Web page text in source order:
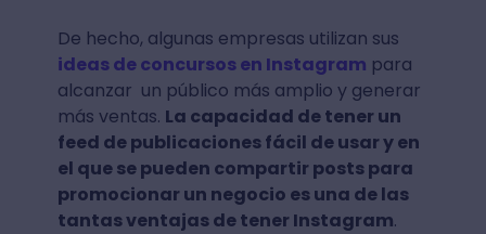
De hecho, algunas empresas utilizan sus
ideas de concursos en Instagram para
alcanzar un público más amplio y generar
más ventas. La capacidad de tener un
feed de publicaciones fácil de usar y en
el que se pueden compartir posts para
promocionar un negocio es una de las
tantas ventajas de tener Instagram.